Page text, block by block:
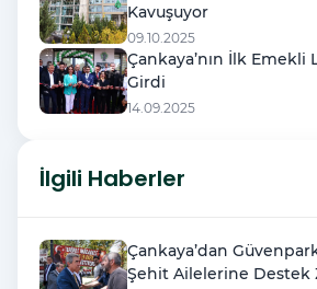
Kavuşuyor
09.10.2025
Çankaya’nın İlk Emekli
Girdi
14.09.2025
İlgili Haberler
Çankaya’dan
Şehit Ailelerine Destek